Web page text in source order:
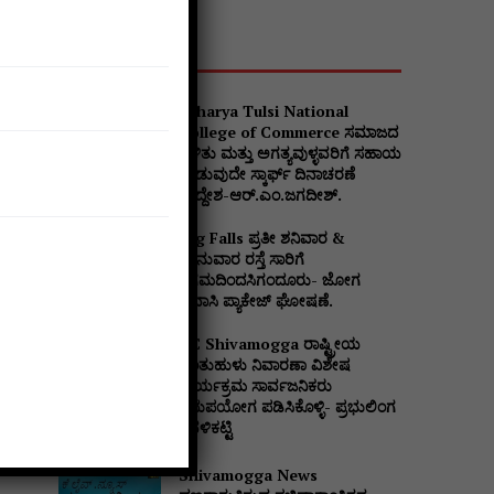
Acharya Tulsi National
College of Commerce ಸಮಾಜದ
ಒಳಿತು ಮತ್ತು ಅಗತ್ಯವುಳ್ಳವರಿಗೆ ಸಹಾಯ
ನೀಡುವುದೇ ಸ್ಕಾರ್ಫ್ ದಿನಾಚರಣೆ
ಉದ್ದೇಶ-ಆರ್.ಎಂ.ಜಗದೀಶ್.
Jog Falls ಪ್ರತೀ ಶನಿವಾರ &
ಭಾನುವಾರ ರಸ್ತೆ ಸಾರಿಗೆ
ನಿಗಮದಿಂದಸಿಗಂದೂರು- ಜೋಗ
ಪ್ರವಾಸಿ ಪ್ಯಾಕೇಜ್ ಘೋಷಣೆ.
DC Shivamogga ರಾಷ್ಟ್ರೀಯ
ಜಂತುಹುಳು ನಿವಾರಣಾ ವಿಶೇಷ
ಕಾರ್ಯಕ್ರಮ ಸಾರ್ವಜನಿಕರು
ಸದುಪಯೋಗ ಪಡಿಸಿಕೊಳ್ಳಿ- ಪ್ರಭುಲಿಂಗ
ಕವಳಿಕಟ್ಟಿ
Shivamogga News